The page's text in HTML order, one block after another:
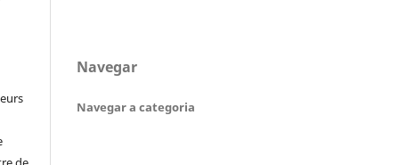
Navegar
Navegar a categoria